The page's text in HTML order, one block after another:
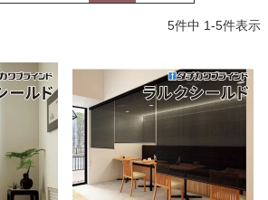
5件中 1-5件表示